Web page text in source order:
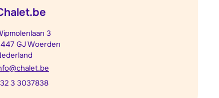
3
GJ Woerden
3 3037838